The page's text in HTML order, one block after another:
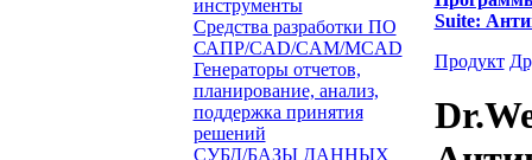
инструменты
Средства разработки ПО
САПР/CAD/CAM/MCAD
Генераторы отчетов,
планирование, анализ,
поддержка принятия
решений
СУБД/БАЗЫ ДАННЫХ
Suite:
Продукт